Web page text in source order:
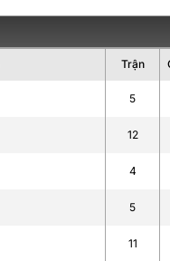
Trận
5
12
4
5
11